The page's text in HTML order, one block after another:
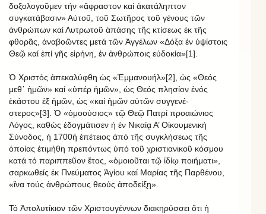
δοξολογοῦμεν τήν «ἄφραστον καί ἀκατάληπτον
συγκατάβασιν» Αὐτοῦ, τοῦ Σωτῆρος τοῦ γένους τῶν
ἀνθρώπων καί Λυτρωτοῦ ἁπάσης τῆς κτίσεως ἐκ τῆς
φθορᾶς, ἀναβοῶντες μετά τῶν Ἀγγέλων «Δόξα ἐν ὑψίστοις
Θεῷ καί ἐπί γῆς εἰρήνη, ἐν ἀνθρώποις εὐδοκία»[1].
Ὁ Χριστός ἀπεκαλύφθη ὡς «Ἐμμανουήλ»[2], ὡς «Θεός
μεθ᾿ ἡμῶν» καί «ὑπέρ ἡμῶν», ὡς Θεός πλησίον ἑνός
ἑκάστου ἐξ ἡμῶν, ὡς «καί ἡμῶν αὐτῶν συγγενέ-
στερος»[3]. Ὁ «ὁμοούσιος» τῷ Θεῷ Πατρί προαιώνιος
Λόγος, καθώς ἐδογμάτισεν ἡ ἐν Νικαίᾳ Α’ Οἰκουμενική
Σύνοδος, ἡ 1700ή ἐπέτειος ἀπό τῆς συγκλήσεως τῆς
ὁποίας ἐτιμήθη πρεπόντως ὑπό τοῦ χριστιανικοῦ κόσμου
κατά τό παριππεῦον ἔτος, «ὁμοιοῦται τῷ ἰδίῳ ποιήματι»,
σαρκωθείς ἐκ Πνεύματος Ἁγίου καί Μαρίας τῆς Παρθένου,
«ἵνα τούς ἀνθρώπους θεούς ἀποδείξῃ».
Τό Ἀπολυτίκιον τῶν Χριστουγέννων διακηρύσσει ὅτι ἡ